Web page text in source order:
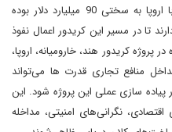
در مقایسه با هند که حجم تجارت آن با اروپا به سختی 90 میلیارد دلار بوده
تا در مسیر این کریدور اعمال نفوذ
پروژه کریدور هند، خارومیانه، اروپا،
منافع تجاری قدرت ها می‌تواند
سازی عملی این پروژه شود. این
نگرانی‌های امنیتی، مداخله